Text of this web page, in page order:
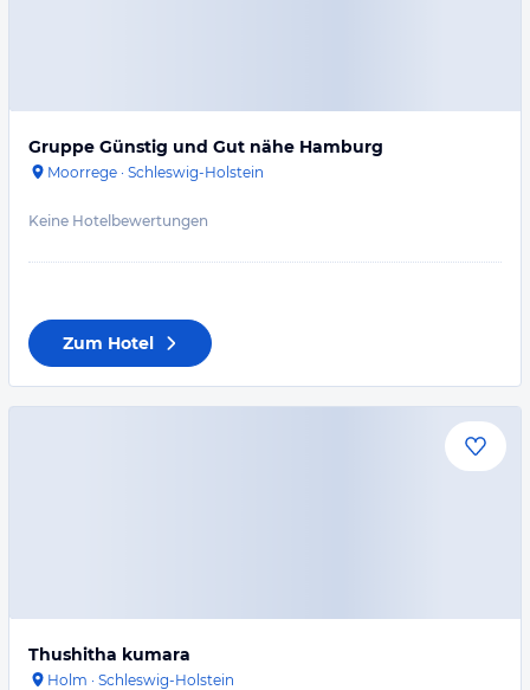
Gruppe Günstig und Gut nähe Hamburg
Moorrege · Schleswig-Holstein
Keine Hotelbewertungen
Zum Hotel
Thushitha kumara
Holm · Schleswig-Holstein